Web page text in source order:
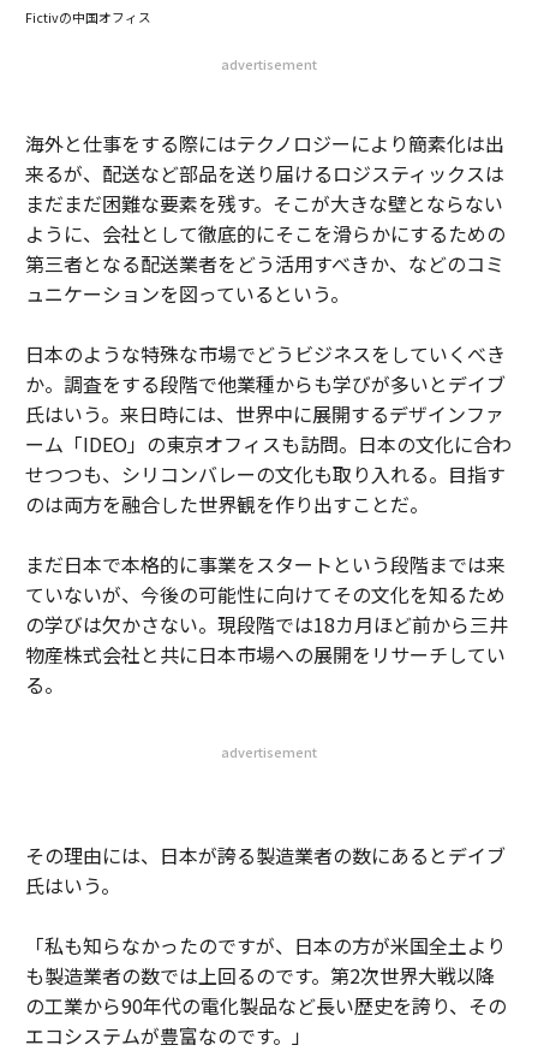
Fictivの中国オフィス
advertisement
海外と仕事をする際にはテクノロジーにより簡素化は出
来るが、配送など部品を送り届けるロジスティックスは
まだまだ困難な要素を残す。そこが大きな壁とならない
ように、会社として徹底的にそこを滑らかにするための
第三者となる配送業者をどう活用すべきか、などのコミ
ュニケーションを図っているという。
日本のような特殊な市場でどうビジネスをしていくべき
か。調査をする段階で他業種からも学びが多いとデイブ
氏はいう。来日時には、世界中に展開するデザインファ
ーム「IDEO」の東京オフィスも訪問。日本の文化に合わ
せつつも、シリコンバレーの文化も取り入れる。目指す
のは両方を融合した世界観を作り出すことだ。
まだ日本で本格的に事業をスタートという段階までは来
ていないが、今後の可能性に向けてその文化を知るため
の学びは欠かさない。現段階では18カ月ほど前から三井
物産株式会社と共に日本市場への展開をリサーチしてい
る。
advertisement
その理由には、日本が誇る製造業者の数にあるとデイブ
氏はいう。
「私も知らなかったのですが、日本の方が米国全土より
も製造業者の数では上回るのです。第2次世界大戦以降
の工業から90年代の電化製品など長い歴史を誇り、その
エコシステムが豊富なのです。」